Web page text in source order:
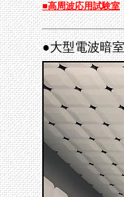
■高周波応用試験室
●大型電波暗室